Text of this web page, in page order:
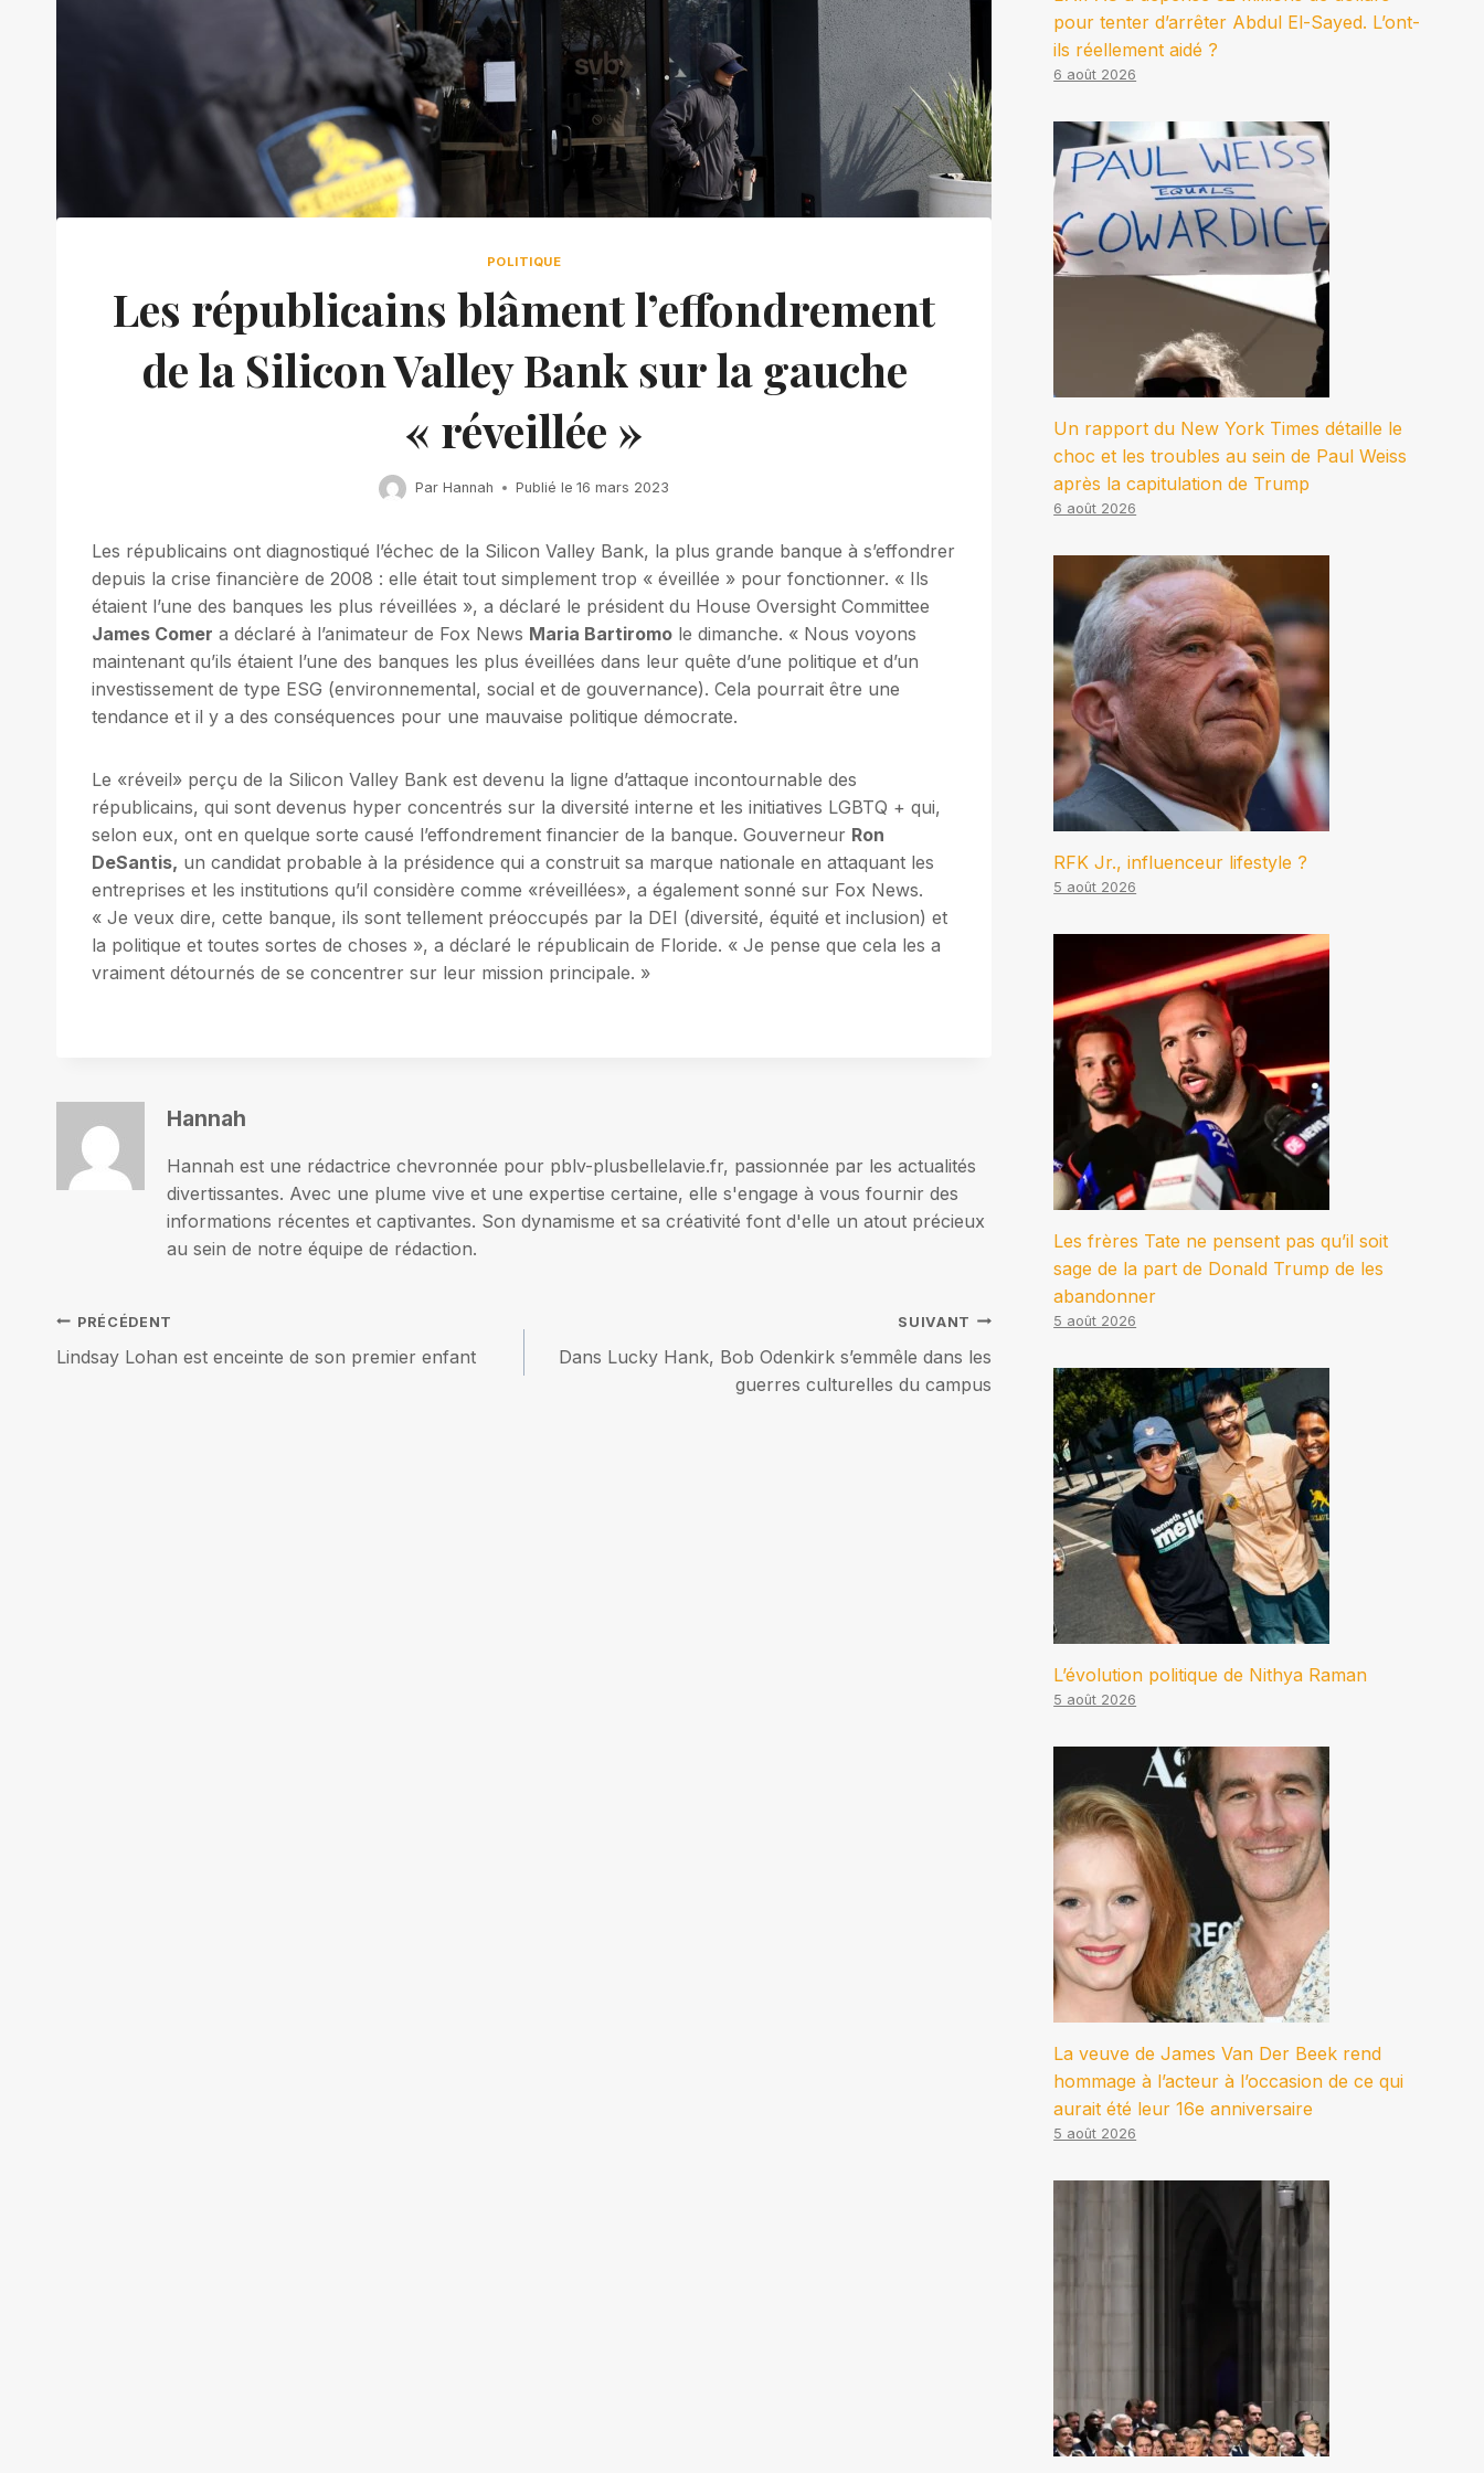
POLITIQUE
Les républicains blâment l’effondrement
de la Silicon Valley Bank sur la gauche
« réveillée »
Par Hannah Publié le 16 mars 2023
Les républicains ont diagnostiqué l’échec de la Silicon Valley Bank, la plus grande banque à s’effondrer
depuis la crise financière de 2008 : elle était tout simplement trop « éveillée » pour fonctionner. « Ils
étaient l’une des banques les plus réveillées », a déclaré le président du House Oversight Committee
James Comer a déclaré à l’animateur de Fox News Maria Bartiromo le dimanche. « Nous voyons
maintenant qu’ils étaient l’une des banques les plus éveillées dans leur quête d’une politique et d’un
investissement de type ESG (environnemental, social et de gouvernance). Cela pourrait être une
tendance et il y a des conséquences pour une mauvaise politique démocrate.
Le «réveil» perçu de la Silicon Valley Bank est devenu la ligne d’attaque incontournable des
républicains, qui sont devenus hyper concentrés sur la diversité interne et les initiatives LGBTQ + qui,
selon eux, ont en quelque sorte causé l’effondrement financier de la banque. Gouverneur Ron
DeSantis, un candidat probable à la présidence qui a construit sa marque nationale en attaquant les
entreprises et les institutions qu’il considère comme «réveillées», a également sonné sur Fox News.
« Je veux dire, cette banque, ils sont tellement préoccupés par la DEI (diversité, équité et inclusion) et
la politique et toutes sortes de choses », a déclaré le républicain de Floride. « Je pense que cela les a
vraiment détournés de se concentrer sur leur mission principale. »
Hannah
Hannah est une rédactrice chevronnée pour pblv-plusbellelavie.fr, passionnée par les actualités
divertissantes. Avec une plume vive et une expertise certaine, elle s'engage à vous fournir des
informations récentes et captivantes. Son dynamisme et sa créativité font d'elle un atout précieux
au sein de notre équipe de rédaction.
Navigation
PRÉCÉDENT
Lindsay Lohan est enceinte de son premier enfant
SUIVANT
Dans Lucky Hank, Bob Odenkirk s’emmêle dans les
guerres culturelles du campus
pour tenter d’arrêter Abdul El-Sayed. L’ont-
ils réellement aidé ?
6 août 2026
Un rapport du New York Times détaille le
choc et les troubles au sein de Paul Weiss
après la capitulation de Trump
6 août 2026
RFK Jr., influenceur lifestyle ?
5 août 2026
Les frères Tate ne pensent pas qu’il soit
sage de la part de Donald Trump de les
abandonner
5 août 2026
L’évolution politique de Nithya Raman
5 août 2026
La veuve de James Van Der Beek rend
hommage à l’acteur à l’occasion de ce qui
aurait été leur 16e anniversaire
5 août 2026